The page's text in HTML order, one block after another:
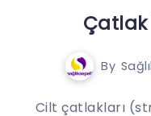
Çatlak
By
Cilt çatlakları